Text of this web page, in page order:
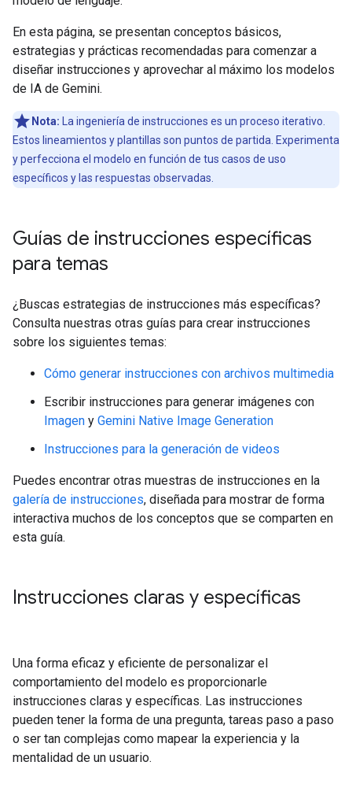
En esta página, se presentan conceptos básicos,
estrategias y prácticas recomendadas para comenzar a
diseñar instrucciones y aprovechar al máximo los modelos
de IA de Gemini.
Nota: La ingeniería de instrucciones es un proceso iterativo.
Estos lineamientos y plantillas son puntos de partida. Experimenta
y perfecciona el modelo en función de tus casos de uso
específicos y las respuestas observadas.
Guías de instrucciones específicas
para temas
¿Buscas estrategias de instrucciones más específicas?
Consulta nuestras otras guías para crear instrucciones
sobre los siguientes temas:
Cómo generar instrucciones con archivos multimedia
Escribir instrucciones para generar imágenes con
Imagen y Gemini Native Image Generation
Instrucciones para la generación de videos
Puedes encontrar otras muestras de instrucciones en la
galería de instrucciones, diseñada para mostrar de forma
interactiva muchos de los conceptos que se comparten en
esta guía.
Instrucciones claras y específicas
Una forma eficaz y eficiente de personalizar el
comportamiento del modelo es proporcionarle
instrucciones claras y específicas. Las instrucciones
pueden tener la forma de una pregunta, tareas paso a paso
o ser tan complejas como mapear la experiencia y la
mentalidad de un usuario.